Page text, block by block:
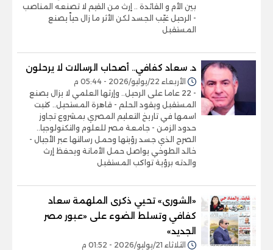
بين الأم و القائدة .. إرث من القيم لا تصنعه المناصب
- الرحيل غيّب الجسد لكن الأثر ما زال حياً يصنع
المستقبل
د. سعاد كفافي.. أصحاب الرسالات لا يرحلون
الأربعاء 22/يوليو/2026 - 05:44 م
- 22 عاما على الرحيل.. وإرثها العلمي لا يزال يصنع
المستقبل ويقود الحلم - قاهرة المستحيل.. كتبت
اسمها في تاريخ التعليم المصري بمشروع تجاوز
حدود الزمن - جامعة مصر للعلوم والتكنولوجيا..
الصرح الذي جسد رؤيتها وحمل رسالتها عبر الأجيال -
خالد الطوخي يواصل حمل الأمانة ويحفظ إرث
والدته برؤية تواكب المستقبل
«الشورى» تحيي ذكرى الملهمة سعاد
كفافي وتسلط الضوء على «عبور مصر
الجديد»
الثلاثاء 21/يوليو/2026 - 01:52 م